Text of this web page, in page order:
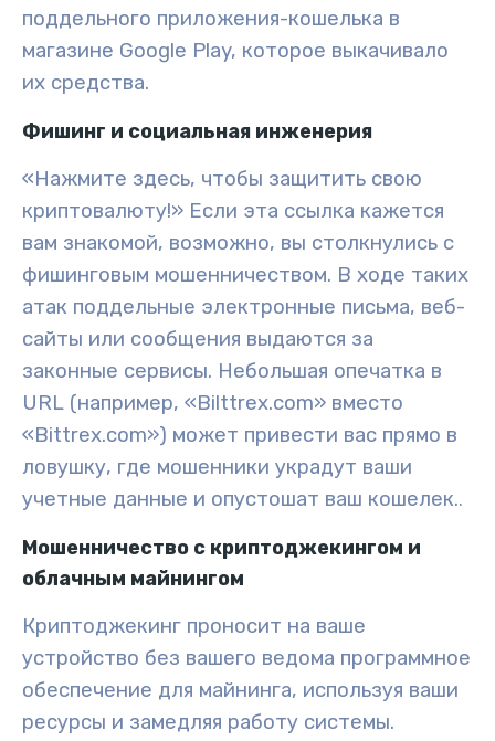
поддельного приложения-кошелька в
магазине Google Play, которое выкачивало
их средства.
Фишинг и социальная инженерия
«Нажмите здесь, чтобы защитить свою
криптовалюту!» Если эта ссылка кажется
вам знакомой, возможно, вы столкнулись с
фишинговым мошенничеством. В ходе таких
атак поддельные электронные письма, веб-
сайты или сообщения выдаются за
законные сервисы. Небольшая опечатка в
URL (например, «Bilttrex.com» вместо
«Bittrex.com») может привести вас прямо в
ловушку, где мошенники украдут ваши
учетные данные и опустошат ваш кошелек..
Мошенничество с криптоджекингом и
облачным майнингом
Криптоджекинг проносит на ваше
устройство без вашего ведома программное
обеспечение для майнинга, используя ваши
ресурсы и замедляя работу системы.